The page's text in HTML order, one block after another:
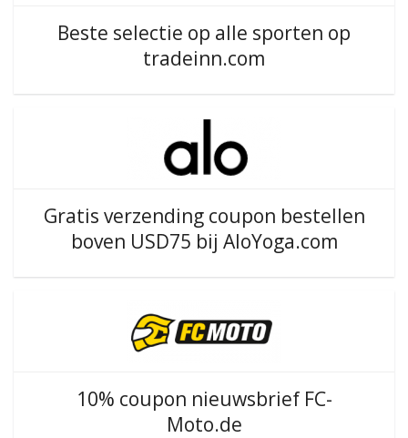
Beste selectie op alle sporten op
tradeinn.com
Gratis verzending coupon bestellen
boven USD75 bij AloYoga.com
10% coupon nieuwsbrief FC-
Moto.de